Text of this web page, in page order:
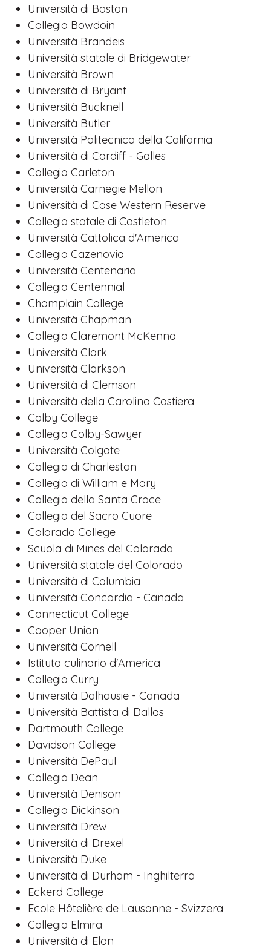
Università di Boston
Collegio Bowdoin
Università Brandeis
Università statale di Bridgewater
Università Brown
Università di Bryant
Università Bucknell
Università Butler
Università Politecnica della California
Università di Cardiff - Galles
Collegio Carleton
Università Carnegie Mellon
Università di Case Western Reserve
Collegio statale di Castleton
Università Cattolica d'America
Collegio Cazenovia
Università Centenaria
Collegio Centennial
Champlain College
Università Chapman
Collegio Claremont McKenna
Università Clark
Università Clarkson
Università di Clemson
Università della Carolina Costiera
Colby College
Collegio Colby-Sawyer
Università Colgate
Collegio di Charleston
Collegio di William e Mary
Collegio della Santa Croce
Collegio del Sacro Cuore
Colorado College
Scuola di Mines del Colorado
Università statale del Colorado
Università di Columbia
Università Concordia - Canada
Connecticut College
Cooper Union
Università Cornell
Istituto culinario d'America
Collegio Curry
Università Dalhousie - Canada
Università Battista di Dallas
Dartmouth College
Davidson College
Università DePaul
Collegio Dean
Università Denison
Collegio Dickinson
Università Drew
Università di Drexel
Università Duke
Università di Durham - Inghilterra
Eckerd College
Ecole Hôtelière de Lausanne - Svizzera
Collegio Elmira
Università di Elon